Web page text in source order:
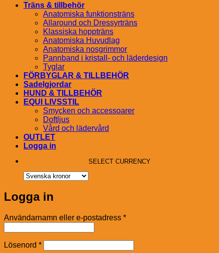
Träns & tillbehör
Anatomiska funktionsträns
Allaround och Dressyrträns
Klassiska hoppträns
Anatomiska Huvudlag
Anatomiska nosgrimmor
Pannband i kristall- och läderdesign
Tyglar
FÖRBYGLAR & TILLBEHÖR
Sadelgjordar
HUND & TILLBEHÖR
EQUI LIVSSTIL
Smycken och accessoarer
Doftljus
Vård och lädervård
OUTLET
Logga in
SELECT CURRENCY
Logga in
Användarnamn eller e-postadress *Obligatoriskt
Lösenord *Obligatoriskt